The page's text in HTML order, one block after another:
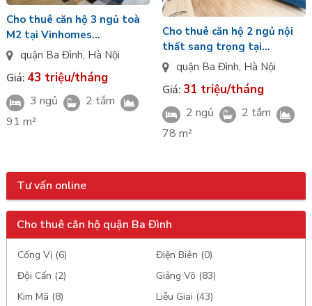
Cho thuê căn hộ 3 ngủ toà
M2 tại Vinhomes
Metropolis , đầy đủ nội thất
quận Ba Đình, Hà Nội
Giá: 43 triệu/tháng
3 ngủ
2 tắm
91 m²
Cho thuê căn hộ 2 ngủ nội
thất sang trọng tại
Vinhomes Metropolis
quận Ba Đình, Hà Nội
Giá: 31 triệu/tháng
2 ngủ
2 tắm
78 m²
Tư vấn online
Cho thuê căn hộ quận Ba Đình
Cống Vị (6)
Điện Biên (0)
Đội Cấn (2)
Giảng Võ (83)
Kim Mã (8)
Liễu Giai (43)